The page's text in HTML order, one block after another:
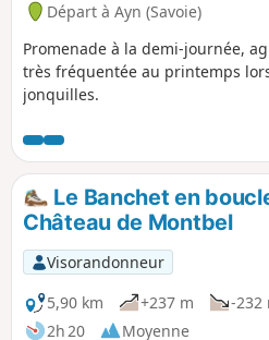
Départ à Ayn (Savoie)
Promenade à la demi-journée,
très fréquentée au printemps
jonquilles.
Le Banchet en
Château de Montbel
Visorandonneur
5,90 km
+237 m
-232
2h 20
Moyenne